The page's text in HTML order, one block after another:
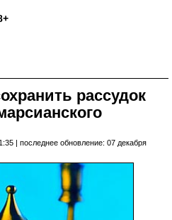
рассудок
| последнее обновление: 07 декабря